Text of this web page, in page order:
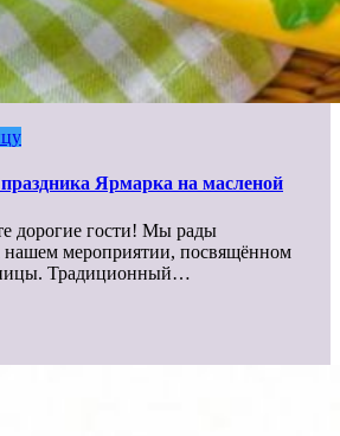
Ярмарка на масленой
дорогие гости! Мы рады
нашем мероприятии, посвящённом
Традиционный…